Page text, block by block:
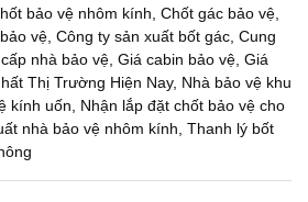
bảo vệ nhôm kính Chốt gác bảo vệ
vệ Công ty sản xuất bốt gác Cung
nhà bảo vệ Giá cabin bảo vệ Giá
Thị Trường Hiện Nay, Nhà bảo vệ khu
kính uốn
Nhận lắp đặt chốt bảo vệ cho
nhà bảo vệ nhôm kính Thanh lý bốt